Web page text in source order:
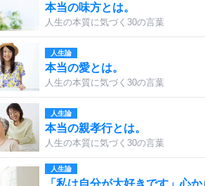
本当の味方とは。
人生の本質に気づく30の言葉
人生論
本当の愛とは。
人生の本質に気づく30の言葉
人生論
本当の親孝行とは。
人生の本質に気づく30の言葉
人生論
「私は自分が大好きです」心